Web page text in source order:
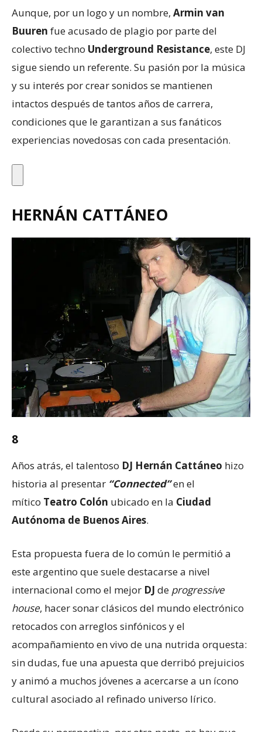
Aunque, por un logo y un nombre, Armin van
Buuren fue acusado de plagio por parte del
colectivo techno Underground Resistance, este DJ
sigue siendo un referente. Su pasión por la música
y su interés por crear sonidos se mantienen
intactos después de tantos años de carrera,
condiciones que le garantizan a sus fanáticos
experiencias novedosas con cada presentación.
HERNÁN CATTÁNEO
8
Años atrás, el talentoso DJ Hernán Cattáneo hizo
historia al presentar “Connected”en el
mítico Teatro Colón ubicado en la Ciudad
Autónoma de Buenos Aires.
Esta propuesta fuera de lo común le permitió a
este argentino que suele destacarse a nivel
internacional como el mejor DJ de progressive
house, hacer sonar clásicos del mundo electrónico
retocados con arreglos sinfónicos y el
acompañamiento en vivo de una nutrida orquesta:
sin dudas, fue una apuesta que derribó prejuicios
y animó a muchos jóvenes a acercarse a un ícono
cultural asociado al refinado universo lírico.